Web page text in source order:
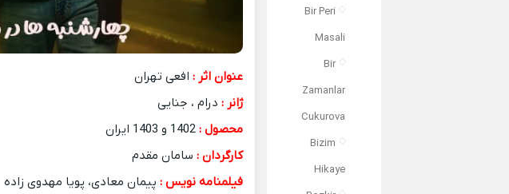
عنوان اثر : افعی تهران
ژانر : درام ، جنایی
محصول : 1402 و 1403 ایران
کارگردان : سامان مقدم
فیلمنامه نویس : پیمان معادی، پویا مهدوی زاده
Bir Peri
Masali
Bir
Zamanlar
Cukurova
Bizim
Hikaye